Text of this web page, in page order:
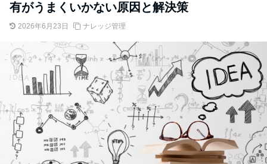
有がうまくいかない原因と解決策
2026年6月23日 ナレッジ管理